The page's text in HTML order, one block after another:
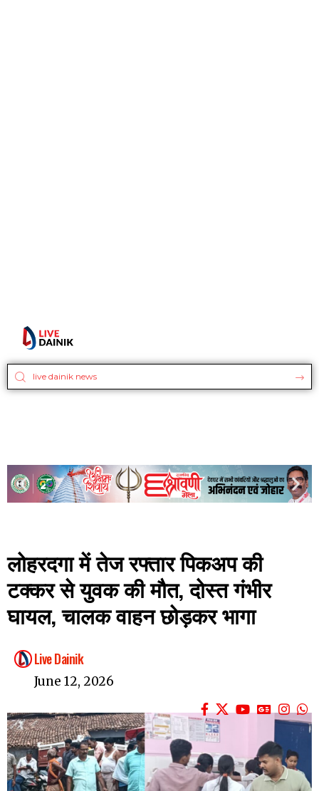
लोहरदगा में तेज रफ्तार पिकअप की
टक्कर से युवक की मौत, दोस्त गंभीर
घायल, चालक वाहन छोड़कर भागा
Live Dainik
June 12, 2026